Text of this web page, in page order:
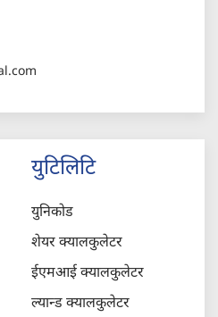
युटिलिटि
युनिकोड
शेयर क्यालकुलेटर
ईएमआई क्यालकुलेटर
ल्यान्ड क्यालकुलेटर